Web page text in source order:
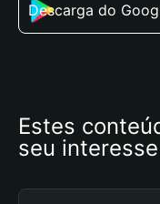
Descarga do
Estes
seu interesse